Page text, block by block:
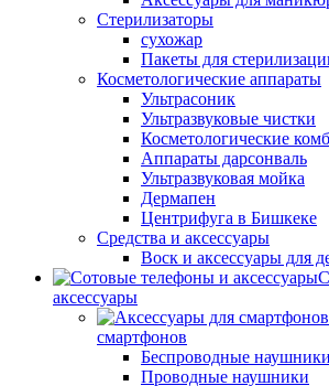
Стерилизаторы
сухожар
Пакеты для
Косметологические аппараты
Ультрасоник
Ультразвуковые чистки
Косметологические
Аппараты дарсонваль
Ультразвуковая мойка
Дермапен
Центрифуга в Бишкеке
Средства и аксессуары
Воск и аксессуары для
аксессуары
смартфонов
Беспроводные наушники
Проводные наушники